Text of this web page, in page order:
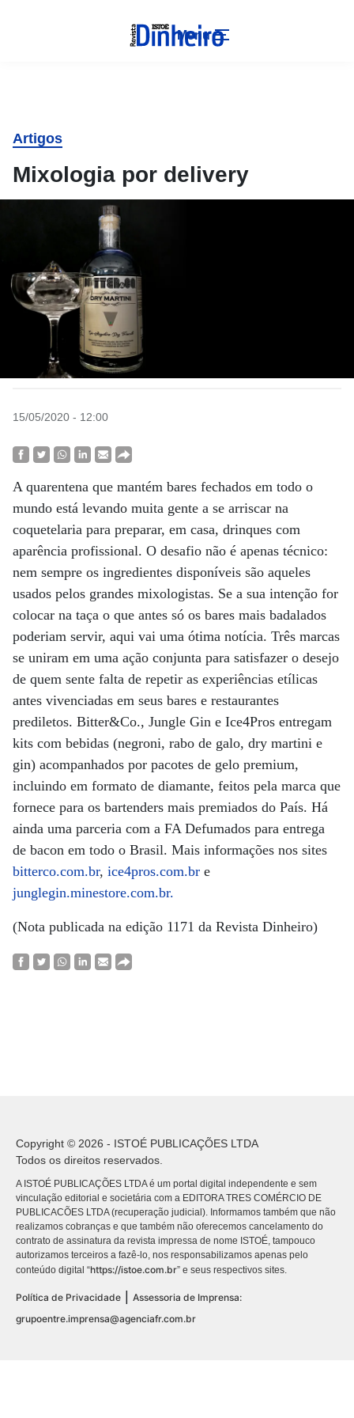
Menu
Artigos
Mixologia por delivery
15/05/2020 - 12:00
A quarentena que mantém bares fechados em todo o
mundo está levando muita gente a se arriscar na
coquetelaria para preparar, em casa, drinques com
aparência profissional. O desafio não é apenas técnico:
nem sempre os ingredientes disponíveis são aqueles
usados pelos grandes mixologistas. Se a sua intenção for
colocar na taça o que antes só os bares mais badalados
poderiam servir, aqui vai uma ótima notícia. Três marcas
se uniram em uma ação conjunta para satisfazer o desejo
de quem sente falta de repetir as experiências etílicas
antes vivenciadas em seus bares e restaurantes
prediletos. Bitter&Co., Jungle Gin e Ice4Pros entregam
kits com bebidas (negroni, rabo de galo, dry martini e
gin) acompanhados por pacotes de gelo premium,
incluindo em formato de diamante, feitos pela marca que
fornece para os bartenders mais premiados do País. Há
ainda uma parceria com a FA Defumados para entrega
de bacon em todo o Brasil. Mais informações nos sites
bitterco.com.br, ice4pros.com.br e
junglegin.minestore.com.br.
(Nota publicada na edição 1171 da Revista Dinheiro)
Copyright © 2026 - ISTOÉ PUBLICAÇÕES LTDA
Todos os direitos reservados.
A ISTOÉ PUBLICAÇÕES LTDA é um portal digital independente e sem
vinculação editorial e societária com a EDITORA TRES COMÉRCIO DE
PUBLICACÕES LTDA (recuperação judicial). Informamos também que não
realizamos cobranças e que também não oferecemos cancelamento do
contrato de assinatura da revista impressa de nome ISTOÉ, tampouco
autorizamos terceiros a fazê-lo, nos responsabilizamos apenas pelo
conteúdo digital “https://istoe.com.br” e seus respectivos sites.
Política de Privacidade
Assessoria de Imprensa:
grupoentre.imprensa@agenciafr.com.br